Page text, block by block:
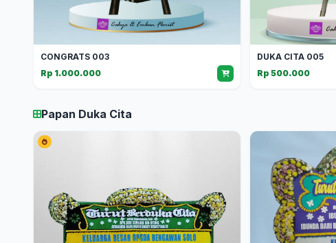
CONGRATS 003
Rp 1.000.000
DUKA CITA 005
Rp 500.000
Papan Duka Cita